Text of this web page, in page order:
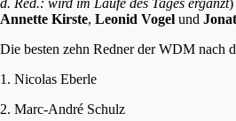
Annette Kirste, Leonid Vogel und
Die besten zehn Redner der WDM nach
1. Nicolas Eberle
2. Marc-André Schulz